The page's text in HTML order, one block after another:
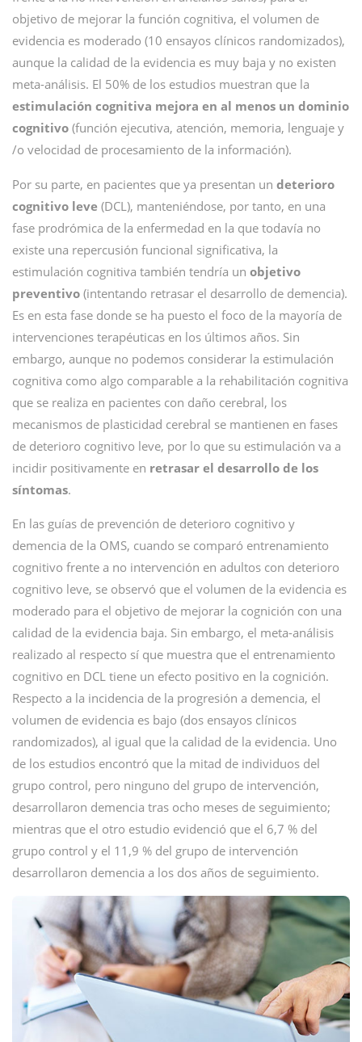
objetivo de mejorar la función cognitiva, el volumen de
evidencia es moderado (10 ensayos clínicos randomizados),
aunque la calidad de la evidencia es muy baja y no existen
meta-análisis. El 50% de los estudios muestran que la
estimulación cognitiva mejora en al menos un dominio
cognitivo (función ejecutiva, atención, memoria, lenguaje y
/o velocidad de procesamiento de la información).
Por su parte, en pacientes que ya presentan un deterioro
cognitivo leve (DCL), manteniéndose, por tanto, en una
fase prodrómica de la enfermedad en la que todavía no
existe una repercusión funcional significativa, la
estimulación cognitiva también tendría un objetivo
preventivo (intentando retrasar el desarrollo de demencia).
Es en esta fase donde se ha puesto el foco de la mayoría de
intervenciones terapéuticas en los últimos años. Sin
embargo, aunque no podemos considerar la estimulación
cognitiva como algo comparable a la rehabilitación cognitiva
que se realiza en pacientes con daño cerebral, los
mecanismos de plasticidad cerebral se mantienen en fases
de deterioro cognitivo leve, por lo que su estimulación va a
incidir positivamente en retrasar el desarrollo de los
síntomas.
En las guías de prevención de deterioro cognitivo y
demencia de la OMS, cuando se comparó entrenamiento
cognitivo frente a no intervención en adultos con deterioro
cognitivo leve, se observó que el volumen de la evidencia es
moderado para el objetivo de mejorar la cognición con una
calidad de la evidencia baja. Sin embargo, el meta-análisis
realizado al respecto sí que muestra que el entrenamiento
cognitivo en DCL tiene un efecto positivo en la cognición.
Respecto a la incidencia de la progresión a demencia, el
volumen de evidencia es bajo (dos ensayos clínicos
randomizados), al igual que la calidad de la evidencia. Uno
de los estudios encontró que la mitad de individuos del
grupo control, pero ninguno del grupo de intervención,
desarrollaron demencia tras ocho meses de seguimiento;
mientras que el otro estudio evidenció que el 6,7 % del
grupo control y el 11,9 % del grupo de intervención
desarrollaron demencia a los dos años de seguimiento.